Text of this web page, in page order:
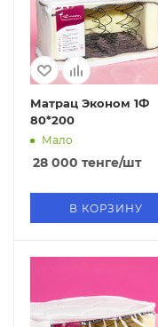
Матрац Эконом 1Ф
80*200
Мало
28 000 тенге/шт
В КОРЗИНУ